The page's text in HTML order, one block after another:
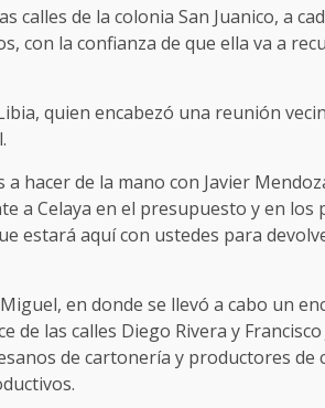
de la colonia San Juanico, a
con la confianza de que ella va a
quien encabezó una reunión
hacer de la mano con Javier
a Celaya en el presupuesto y en los
estará aquí con ustedes para
en donde se llevó a cabo un
de las calles Diego Rivera y
de cartonería y productores de